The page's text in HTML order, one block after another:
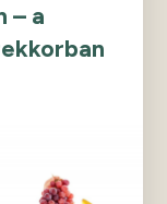
– a